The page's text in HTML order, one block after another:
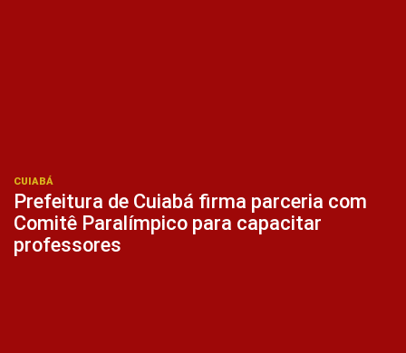
CUIABÁ
Prefeitura de Cuiabá firma parceria com
Comitê Paralímpico para capacitar
professores